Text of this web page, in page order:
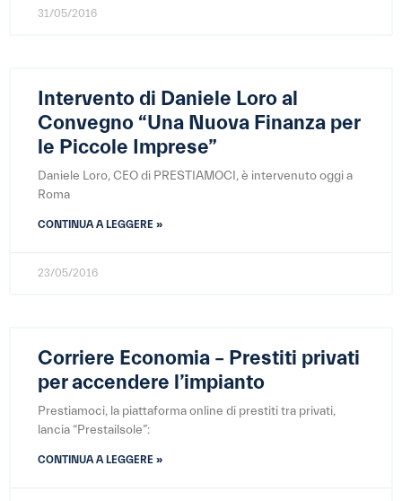
31/05/2016
Intervento di Daniele Loro al
Convegno “Una Nuova Finanza per
le Piccole Imprese”
Daniele Loro, CEO di PRESTIAMOCI, è intervenuto oggi a
Roma
CONTINUA A LEGGERE »
23/05/2016
Corriere Economia – Prestiti privati
per accendere l’impianto
Prestiamoci, la piattaforma online di prestiti tra privati,
lancia “Prestailsole”:
CONTINUA A LEGGERE »